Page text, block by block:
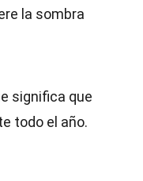
la sombra
significa que
todo el año.